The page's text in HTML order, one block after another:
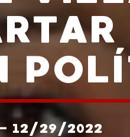
12/29/2022